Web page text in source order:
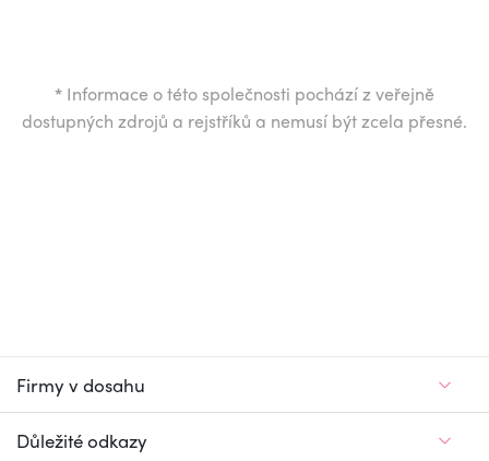
* Informace o této společnosti pochází z veřejně
dostupných zdrojů a rejstříků a nemusí být zcela přesné.
Firmy v dosahu
Důležité odkazy